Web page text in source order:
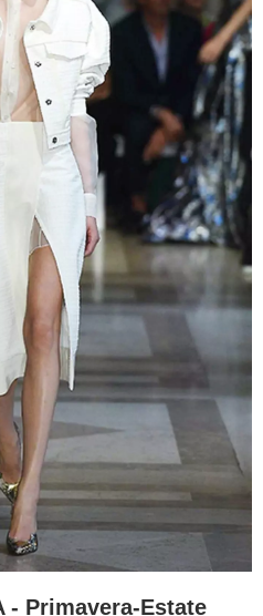
- Primavera-Estate